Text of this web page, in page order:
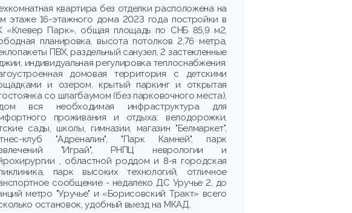
квартира без отделки расположена на
этаже 16-этажного дома 2023 года постройки в
«Клевер Парк», общая площадь по СНБ 85,9 м2,
планировка, высота потолков 2,76 метра,
ПВХ, раздельный санузел, 2 застекленные
индивидуальная регулировка теплоснабжения.
домовая территория с детскими
и озером, крытый паркинг и открытая
со шлагбаумом (без парковочного места),
вся необходимая инфраструктура для
проживания и отдыха: велодорожки,
сады, школы, гимназии, магазин "Белмаркет",
клуб "Адреналин", "Парк Камней", парк
"Играй", РНПЦ неврологии и
, областной роддом и 8-я городская
парк высоких технологий, отличное
сообщение - недалеко ДС Уручье 2, до
метро "Уручье" и «Борисовский Тракт» всего
остановок, удобный выезд на МКАД.